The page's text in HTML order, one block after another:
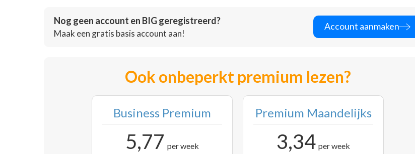
Nog geen account en BIG geregistreerd?
Maak een gratis basis account aan!
Account aanmaken
Ook onbeperkt premium lezen?
Business Premium
5,77 per week
Premium Maandelijks
3,34 per week